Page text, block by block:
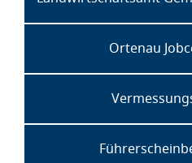
Ortenau